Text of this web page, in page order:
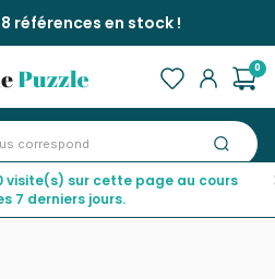
références en stock !
0
BD et dessins>Suivez votre Chemin
visite(s) sur cette page au cours
7 derniers jours.